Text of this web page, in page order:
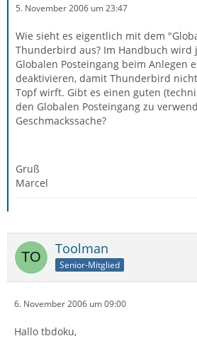
5. November 2006 um 23:47
Wie sieht es eigentlich mit dem
Thunderbird aus? Im Handbuch wird
Globalen Posteingang beim Anlegen
deaktivieren, damit Thunderbird
Topf wirft. Gibt es einen guten
den Globalen Posteingang zu
Geschmackssache?
Gruß
Marcel
Toolman
Senior-Mitglied
6. November 2006 um 09:00
Hallo tbdoku,